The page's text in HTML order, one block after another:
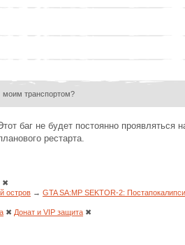
моим транспортом?
баг не будет постоянно проявляться
рестарта.
✖
остров → GTA SA:MP SEKTOR-2:
✖ Донат и VIP защита ✖